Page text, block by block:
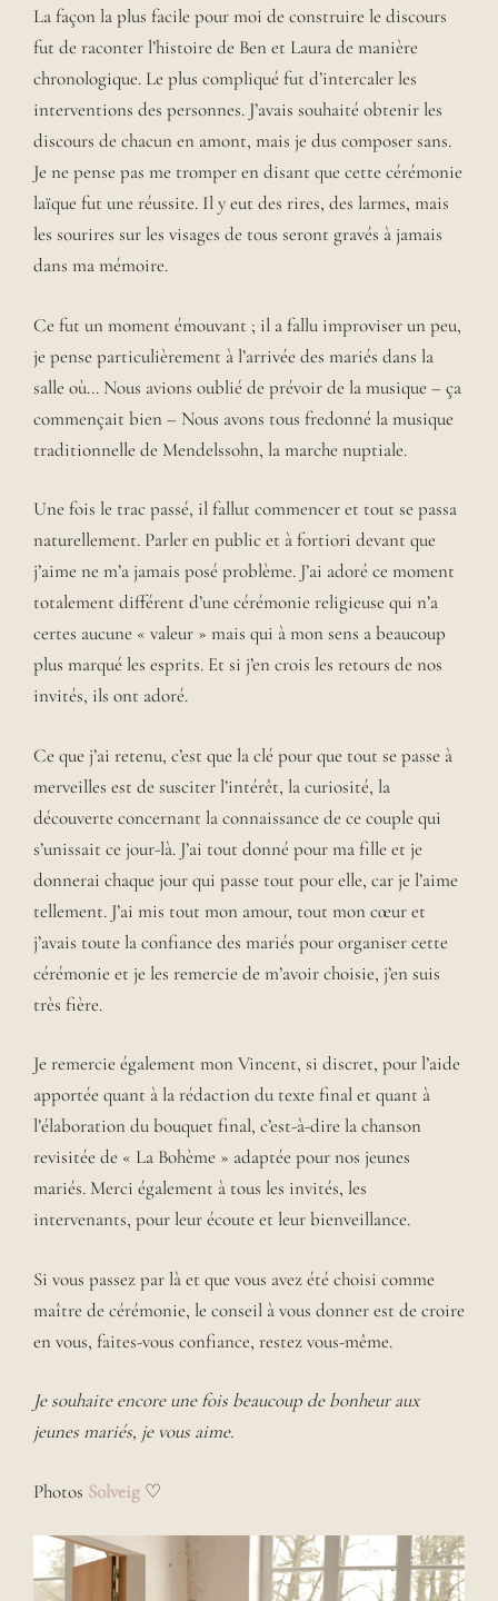
La façon la plus facile pour moi de construire le discours
fut de raconter l’histoire de Ben et Laura de manière
chronologique. Le plus compliqué fut d’intercaler les
interventions des personnes. J’avais souhaité obtenir les
discours de chacun en amont, mais je dus composer sans.
Je ne pense pas me tromper en disant que cette cérémonie
laïque fut une réussite. Il y eut des rires, des larmes, mais
les sourires sur les visages de tous seront gravés à jamais
dans ma mémoire.
Ce fut un moment émouvant ; il a fallu improviser un peu,
je pense particulièrement à l’arrivée des mariés dans la
salle où… Nous avions oublié de prévoir de la musique – ça
commençait bien – Nous avons tous fredonné la musique
traditionnelle de Mendelssohn, la marche nuptiale.
Une fois le trac passé, il fallut commencer et tout se passa
naturellement. Parler en public et à fortiori devant que
j’aime ne m’a jamais posé problème. J’ai adoré ce moment
totalement différent d’une cérémonie religieuse qui n’a
certes aucune « valeur » mais qui à mon sens a beaucoup
plus marqué les esprits. Et si j’en crois les retours de nos
invités, ils ont adoré.
Ce que j’ai retenu, c’est que la clé pour que tout se passe à
merveilles est de susciter l’intérêt, la curiosité, la
découverte concernant la connaissance de ce couple qui
s’unissait ce jour-là. J’ai tout donné pour ma fille et je
donnerai chaque jour qui passe tout pour elle, car je l’aime
tellement. J’ai mis tout mon amour, tout mon cœur et
j’avais toute la confiance des mariés pour organiser cette
cérémonie et je les remercie de m’avoir choisie, j’en suis
très fière.
Je remercie également mon Vincent, si discret, pour l’aide
apportée quant à la rédaction du texte final et quant à
l’élaboration du bouquet final, c’est-à-dire la chanson
revisitée de « La Bohème » adaptée pour nos jeunes
mariés. Merci également à tous les invités, les
intervenants, pour leur écoute et leur bienveillance.
Si vous passez par là et que vous avez été choisi comme
maître de cérémonie, le conseil à vous donner est de croire
en vous, faites-vous confiance, restez vous-même.
Je souhaite encore une fois beaucoup de bonheur aux
jeunes mariés, je vous aime.
Photos Solveig ♡